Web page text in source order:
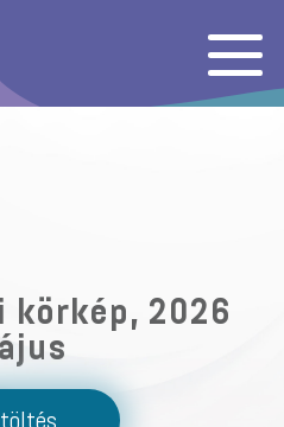
körkép, 2026